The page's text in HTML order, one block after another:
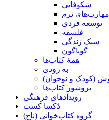
شکوفایی
مهارت‌های نرم
توسعه فردی
فلسفه
سبک زندگی
گوناگون
همۀ کتاب‌ها
به زودی
(کودک و ‌نوجوان)
بروشور کتاب‌ها
رویدادهای فرهنگی
دُکسا کست
گروه کتاب‌خوانی (ناج)